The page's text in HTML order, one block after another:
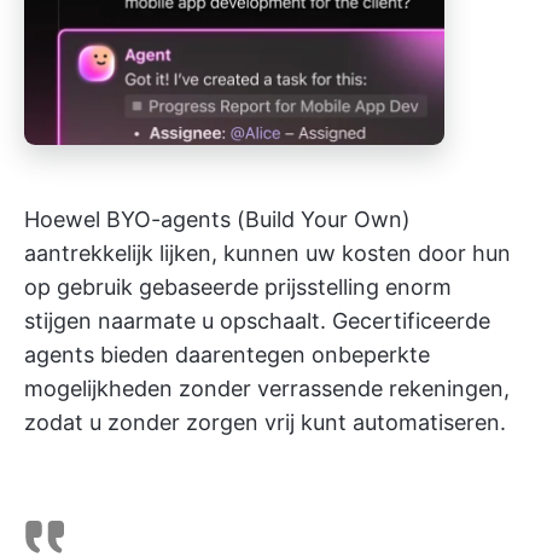
Hoewel BYO-agents (Build Your Own)
aantrekkelijk lijken, kunnen uw kosten door hun
op gebruik gebaseerde prijsstelling enorm
stijgen naarmate u opschaalt. Gecertificeerde
agents bieden daarentegen onbeperkte
mogelijkheden zonder verrassende rekeningen,
zodat u zonder zorgen vrij kunt automatiseren.